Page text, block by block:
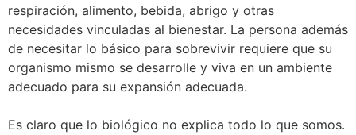
respiración, alimento, bebida, abrigo y otras
necesidades vinculadas al bienestar. La persona además
de necesitar lo básico para sobrevivir requiere que su
organismo mismo se desarrolle y viva en un ambiente
adecuado para su expansión adecuada.
Es claro que lo biológico no explica todo lo que somos.